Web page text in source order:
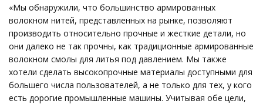
«Мы обнаружили, что большинство армированных
волокном нитей, представленных на рынке, позволяют
производить относительно прочные и жесткие детали, но
они далеко не так прочны, как традиционные армированные
волокном смолы для литья под давлением. Мы также
хотели сделать высокопрочные материалы доступными для
большего числа пользователей, а не только для тех, у кого
есть дорогие промышленные машины. Учитывая обе цели,